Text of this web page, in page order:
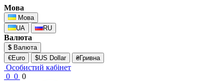
Мова
Мова
UA
RU
Валюта
$ Валюта
€Euro
$US Dollar ₴Гривна
Особистий кабінет
0 0 0